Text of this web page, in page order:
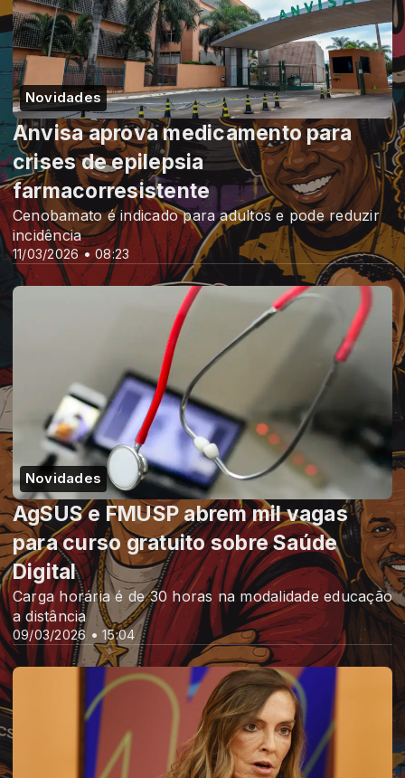
Novidades
11/03/2026 • 08:23
Anvisa aprova medicamento para
crises de epilepsia
farmacorresistente
Cenobamato é indicado para adultos e pode reduzir
incidência
Novidades
09/03/2026 • 15:04
AgSUS e FMUSP abrem mil vagas
para curso gratuito sobre Saúde
Digital
Carga horária é de 30 horas na modalidade educação
a distância